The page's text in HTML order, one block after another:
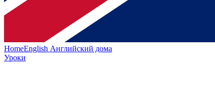
HomeEnglish Английский дома
Уроки